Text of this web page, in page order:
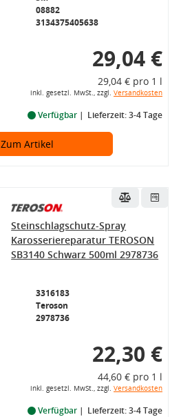
08882
3134375405638
29,04 €
29,04 € pro 1 l
inkl. gesetzl. MwSt., zzgl. Versandkosten
Verfügbar Lieferzeit: 3-4 Tage
Zum Artikel
Steinschlagschutz-Spray
Karosseriereparatur TEROSON
SB3140 Schwarz 500ml 2978736
3316183
Teroson
2978736
22,30 €
44,60 € pro 1 l
inkl. gesetzl. MwSt., zzgl. Versandkosten
Verfügbar Lieferzeit: 3-4 Tage